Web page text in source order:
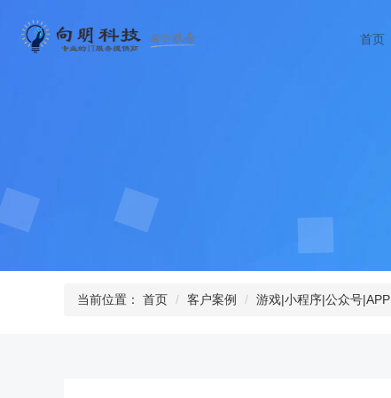
首页
当前位置： 首页 客户案例 游戏|小程序|公众号|APP